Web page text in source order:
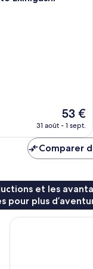
Le
nouveau
de
53 €
31 août - 1 sept.
Comparer
et les
pour plus